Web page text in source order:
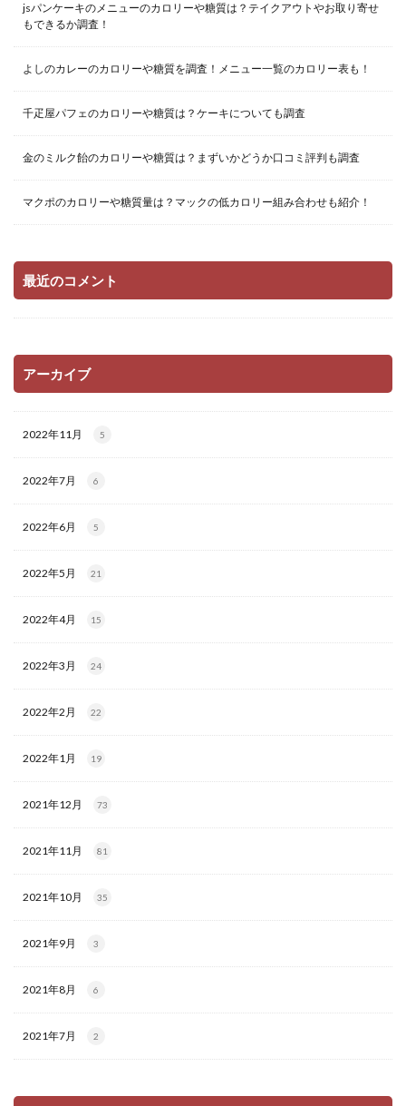
jsパンケーキのメニューのカロリーや糖質は？テイクアウトやお取り寄せ
もできるか調査！
よしのカレーのカロリーや糖質を調査！メニュー一覧のカロリー表も！
千疋屋パフェのカロリーや糖質は？ケーキについても調査
金のミルク飴のカロリーや糖質は？まずいかどうか口コミ評判も調査
マクポのカロリーや糖質量は？マックの低カロリー組み合わせも紹介！
最近のコメント
アーカイブ
2022年11月 5
2022年7月 6
2022年6月 5
2022年5月 21
2022年4月 15
2022年3月 24
2022年2月 22
2022年1月 19
2021年12月 73
2021年11月 81
2021年10月 35
2021年9月 3
2021年8月 6
2021年7月 2